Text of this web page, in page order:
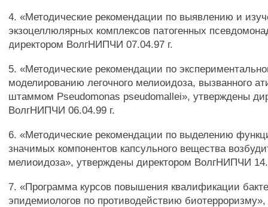
4. «Методические рекомендации по выявлению и
экзоцеллюлярных комплексов патогенных
директором ВолгНИПЧИ 07.04.97 г.
5. «Методические рекомендации по
моделированию легочного мелиоидоза, вызванного
штаммом Pseudomonas pseudomallei», утверждены
ВолгНИПЧИ 06.04.99 г.
6. «Методические рекомендации по выделению
значимых компонентов капсульного вещества
мелиоидоза», утверждены директором ВолгНИПЧИ
7. «Программа курсов повышения квалификации
эпидемиологов по противодействию